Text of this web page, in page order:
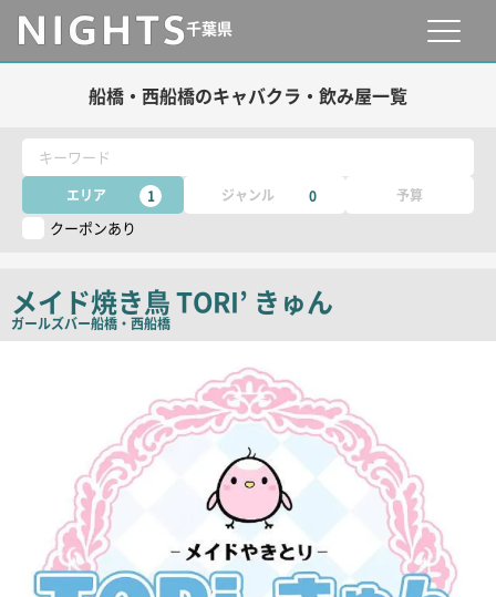
千葉県
船橋・西船橋のキャバクラ・飲み屋一覧
キーワード
エリア 1 ジャンル 0 予算
クーポンあり
メイド焼き鳥 TORI’ きゅん
ガールズバー船橋・西船橋
店